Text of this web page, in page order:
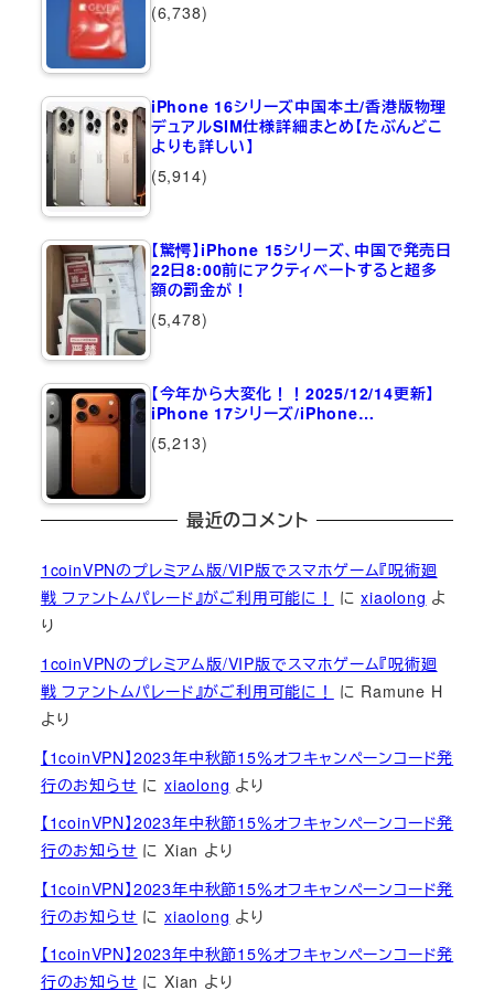
(6,738)
iPhone 16シリーズ中国本土/香港版物理
デュアルSIM仕様詳細まとめ【たぶんどこ
よりも詳しい】
(5,914)
【驚愕】iPhone 15シリーズ、中国で発売日
22日8:00前にアクティベートすると超多
額の罰金が！
(5,478)
【今年から大変化！！2025/12/14更新】
iPhone 17シリーズ/iPhone…
(5,213)
最近のコメント
1coinVPNのプレミアム版/VIP版でスマホゲーム『呪術廻
戦 ファントムパレード』がご利用可能に！
にxiaolong よ
り
1coinVPNのプレミアム版/VIP版でスマホゲーム『呪術廻
戦 ファントムパレード』がご利用可能に！
に Ramune H
より
【1coinVPN】2023年中秋節15％オフキャンペーンコード発
行のお知らせ にxiaolong より
【1coinVPN】2023年中秋節15％オフキャンペーンコード発
行のお知らせ にXian より
【1coinVPN】2023年中秋節15％オフキャンペーンコード発
行のお知らせ にxiaolong より
【1coinVPN】2023年中秋節15％オフキャンペーンコード発
行のお知らせ にXian より